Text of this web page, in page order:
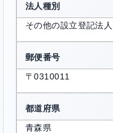
法人種別
その他の設立登記法人
郵便番号
〒0310011
都道府県
青森県